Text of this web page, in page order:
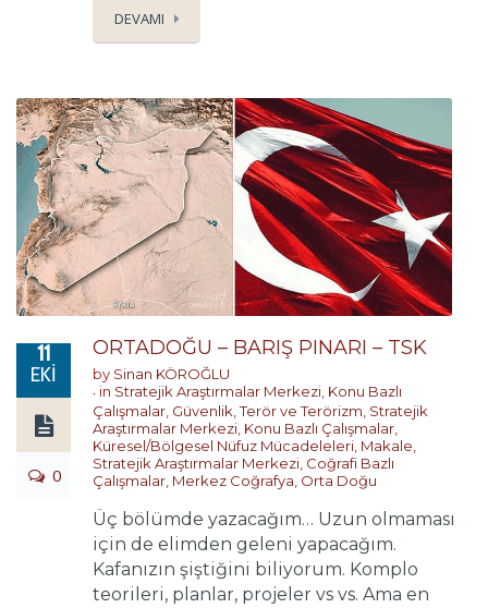
DEVAMI
11
EKI
0
ORTADOĞU – BARIŞ PINARI – TSK
by Sinan KÖROĞLU
in Stratejik Araştırmalar Merkezi Konu Bazlı
Çalışmalar Güvenlik, Terör ve Terörizm Stratejik
Araştırmalar Merkezi Konu Bazlı Çalışmalar
Küresel/Bölgesel Nüfuz Mücadeleleri Makale
Stratejik Araştırmalar Merkezi Coğrafi Bazlı
Çalışmalar Merkez Coğrafya Orta Doğu
Üç bölümde yazacağım… Uzun olmaması
için de elimden geleni yapacağım.
Kafanızın şiştiğini biliyorum. Komplo
teorileri, planlar, projeler vs vs. Ama en